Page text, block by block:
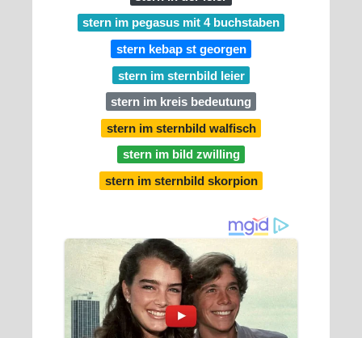
stern im pegasus mit 4 buchstaben
stern kebap st georgen
stern im sternbild leier
stern im kreis bedeutung
stern im sternbild walfisch
stern im bild zwilling
stern im sternbild skorpion